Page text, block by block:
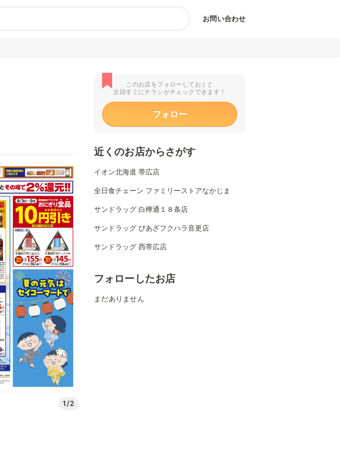
お問い合わせ
1/2
このお店をフォローしておくと
次回すぐにチラシがチェックできます！
フォロー
近くのお店からさがす
イオン北海道 帯広店
全日食チェーン ファミリーストアなかじま
サンドラッグ 白樺通１８条店
サンドラッグ ぴあざフクハラ音更店
サンドラッグ 西帯広店
フォローしたお店
まだありません